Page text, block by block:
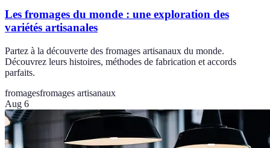
Les fromages du monde : une exploration des
variétés artisanales
Partez à la découverte des fromages artisanaux du monde.
Découvrez leurs histoires, méthodes de fabrication et accords
parfaits.
fromagesfromages artisanaux
Aug 6